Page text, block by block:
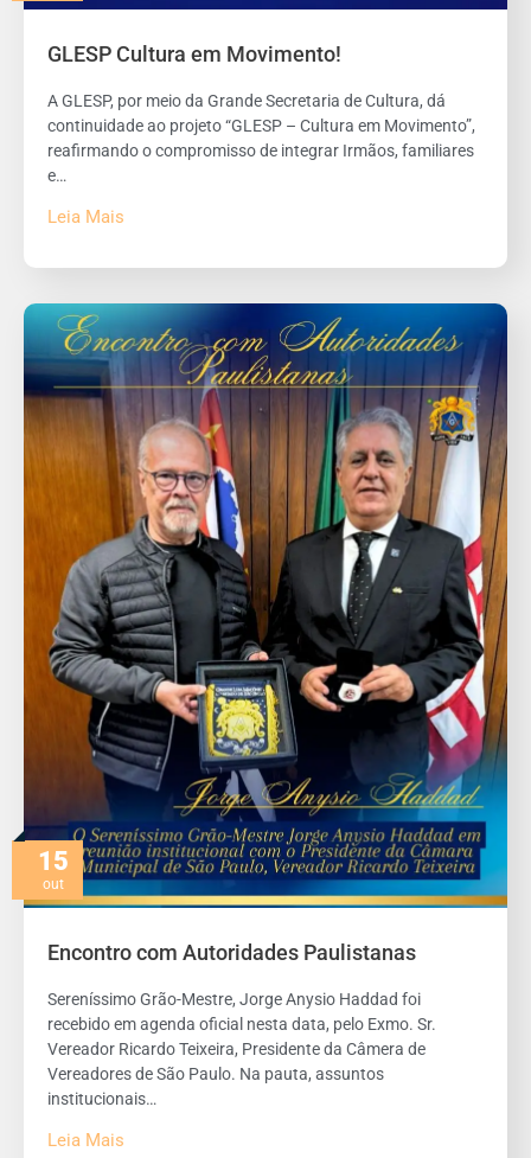
GLESP Cultura em Movimento!
A GLESP, por meio da Grande Secretaria de Cultura, dá
continuidade ao projeto “GLESP – Cultura em Movimento”,
reafirmando o compromisso de integrar Irmãos, familiares
e…
Leia Mais
15
out
Encontro com Autoridades Paulistanas
Sereníssimo Grão-Mestre, Jorge Anysio Haddad foi
recebido em agenda oficial nesta data, pelo Exmo. Sr.
Vereador Ricardo Teixeira, Presidente da Câmera de
Vereadores de São Paulo. Na pauta, assuntos
institucionais…
Leia Mais